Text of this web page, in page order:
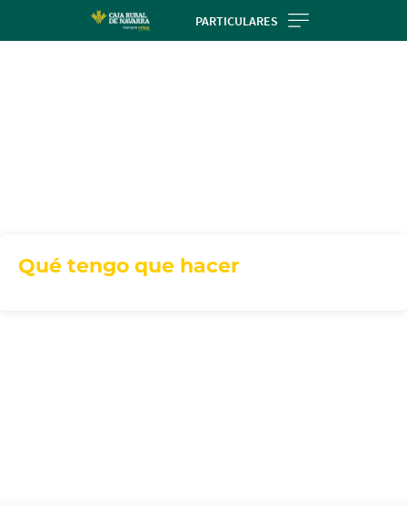
PARTICULARES
Qué tengo que hacer